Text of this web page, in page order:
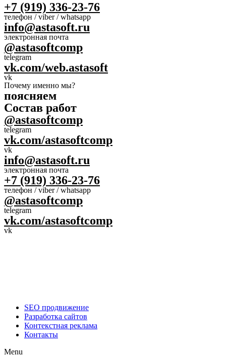
+7 (919) 336-23-76
телефон / viber / whatsapp
info@astasoft.ru
электронная почта
@astasoftcomp
telegram
vk.com/web.astasoft
vk
Почему именно мы?
поясняем
Состав работ
@astasoftcomp
telegram
vk.com/astasoftcomp
vk
info@astasoft.ru
электронная почта
+7 (919) 336-23-76
телефон / viber / whatsapp
@astasoftcomp
telegram
vk.com/astasoftcomp
vk
SEO продвижение
Разработка сайтов
Контекстная реклама
Контакты
Menu